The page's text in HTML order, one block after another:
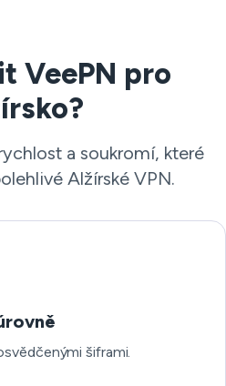
VeePN pro
a soukromí, které
Alžírské VPN.
šiframi.